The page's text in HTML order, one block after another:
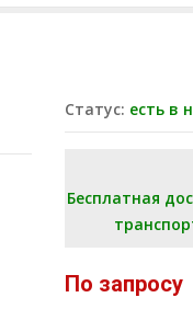
Статус: есть в
Бесплатная
По запросу